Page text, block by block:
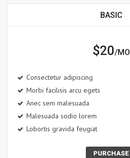
BASIC
$20/MO
Consectetur adipiscing
Morbi facilisis arcu egets
Anec sem malesuada
Malesuada sodio lorem
Lobortis gravida feugiat
PURCHASE